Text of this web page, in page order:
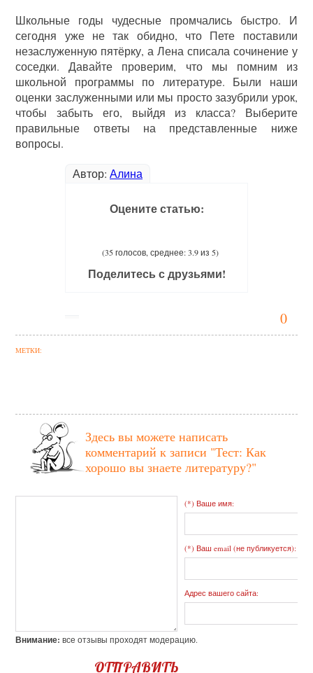
0
Школьные годы чудесные промчались быстро. И
сегодня уже не так обидно, что Пете поставили
незаслуженную пятёрку, а Лена списала сочинение у
соседки. Давайте проверим, что мы помним из
школьной программы по литературе. Были наши
оценки заслуженными или мы просто зазубрили урок,
чтобы забыть его, выйдя из класса? Выберите
правильные ответы на представленные ниже
вопросы.
Автор: Алина
Оцените статью:
(35 голосов, среднее: 3.9 из 5)
Поделитесь с друзьями!
МЕТКИ:
Здесь вы можете написать
комментарий к записи "Тест: Как
хорошо вы знаете литературу?"
(*) Ваше имя:
(*) Ваш email (не публикуется):
Адрес вашего сайта:
Внимание: все отзывы проходят модерацию.
ОТПРАВИТЬ